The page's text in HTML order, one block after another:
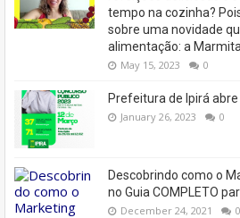
tempo na cozinha?
sobre uma novidade
alimentação: a
May 15, 2023 0
Prefeitura de Ipirá
January 26, 2023 0
Descobrindo como o
no Guia COMPLETO
December 24, 2021 0